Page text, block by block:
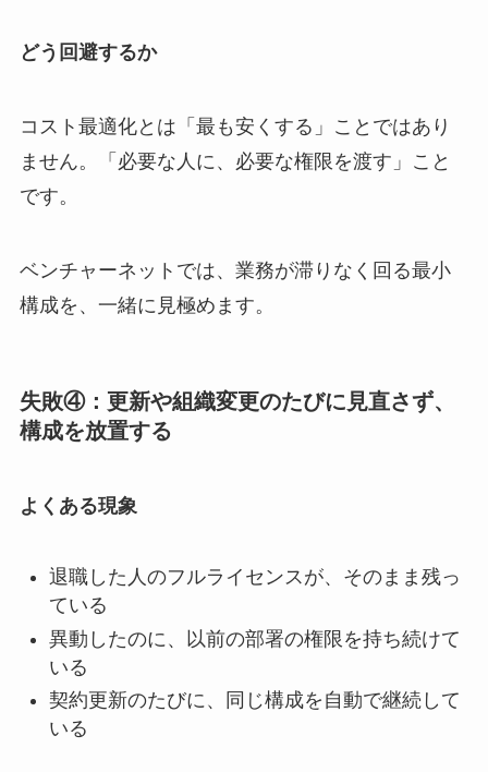
どう回避するか
コスト最適化とは「最も安くする」ことではあり
ません。「必要な人に、必要な権限を渡す」こと
です。
ベンチャーネットでは、業務が滞りなく回る最小
構成を、一緒に見極めます。
失敗④：更新や組織変更のたびに見直さず、
構成を放置する
よくある現象
退職した人のフルライセンスが、そのまま残っ
ている
異動したのに、以前の部署の権限を持ち続けて
いる
契約更新のたびに、同じ構成を自動で継続して
いる